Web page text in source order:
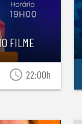
FILME
access_time 22:00h